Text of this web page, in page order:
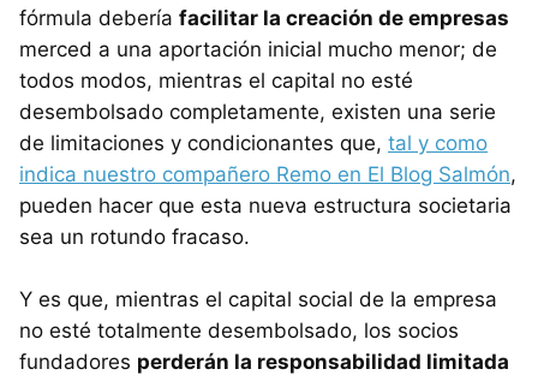
fórmula debería facilitar la creación de empresas
merced a una aportación inicial mucho menor; de
todos modos, mientras el capital no esté
desembolsado completamente, existen una serie
de limitaciones y condicionantes que, tal y como
indica nuestro compañero Remo en El Blog Salmón,
pueden hacer que esta nueva estructura societaria
sea un rotundo fracaso.
Y es que, mientras el capital social de la empresa
no esté totalmente desembolsado, los socios
fundadores perderán la responsabilidad limitada